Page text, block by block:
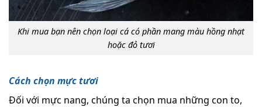
Khi mua bạn nên chọn loại cá có phần mang màu hồng nhạt
hoặc đỏ tươi
Cách chọn mực tươi
Đối với mực nang, chúng ta chọn mua những con to,